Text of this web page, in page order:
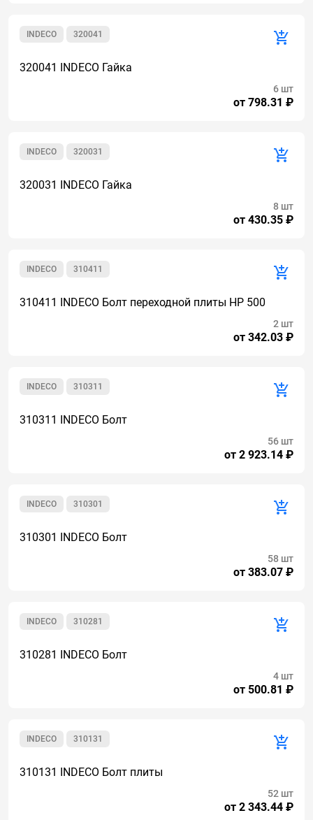
320041
INDECO
320041 INDECO Гайка
от 798.31 ₽
6 шт
320031
INDECO
320031 INDECO Гайка
от 430.35 ₽
8 шт
310411
INDECO
310411 INDECO Болт переходной плиты HP 500
от 342.03 ₽
2 шт
310311
INDECO
310311 INDECO Болт
от 2 923.14 ₽
56 шт
310301
INDECO
310301 INDECO Болт
от 383.07 ₽
58 шт
310281
INDECO
310281 INDECO Болт
от 500.81 ₽
4 шт
310131
INDECO
310131 INDECO Болт плиты
от 2 343.44 ₽
52 шт